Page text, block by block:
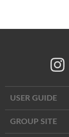
USER GUIDE
GROUP SITE